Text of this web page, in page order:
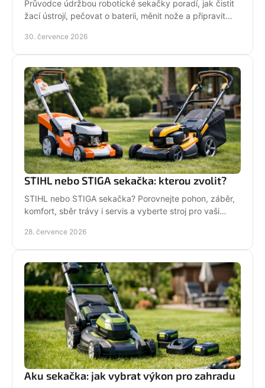
Průvodce údržbou robotické sekačky poradí, jak čistit
žací ústrojí, pečovat o baterii, měnit nože a připravit
30. července 2026
STIHL nebo STIGA sekačka: kterou zvolit?
STIHL nebo STIGA sekačka? Porovnejte pohon, záběr,
komfort, sběr trávy i servis a vyberte stroj pro vaši
28. července 2026
Aku sekačka: jak vybrat výkon pro zahradu